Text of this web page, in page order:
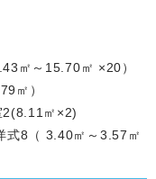
㎡～15.70㎡ ×20）
㎡）
㎡×2)
式8（ 3.40㎡～3.57㎡